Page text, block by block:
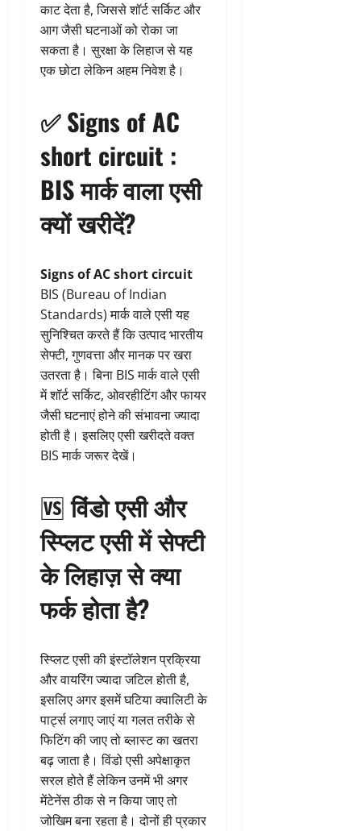
काट देता है, जिससे शॉर्ट सर्किट और
आग जैसी घटनाओं को रोका जा
सकता है। सुरक्षा के लिहाज से यह
एक छोटा लेकिन अहम निवेश है।
✅ Signs of AC
short circuit :
BIS मार्क वाला एसी
क्यों खरीदें?
Signs of AC short circuit
BIS (Bureau of Indian
Standards) मार्क वाले एसी यह
सुनिश्चित करते हैं कि उत्पाद भारतीय
सेफ्टी, गुणवत्ता और मानक पर खरा
उतरता है। बिना BIS मार्क वाले एसी
में शॉर्ट सर्किट, ओवरहीटिंग और फायर
जैसी घटनाएं होने की संभावना ज्यादा
होती है। इसलिए एसी खरीदते वक्त
BIS मार्क जरूर देखें।
🆚 विंडो एसी और
स्प्लिट एसी में सेफ्टी
के लिहाज़ से क्या
फर्क होता है?
स्प्लिट एसी की इंस्टॉलेशन प्रक्रिया
और वायरिंग ज्यादा जटिल होती है,
इसलिए अगर इसमें घटिया क्वालिटी के
पार्ट्स लगाए जाएं या गलत तरीके से
फिटिंग की जाए तो ब्लास्ट का खतरा
बढ़ जाता है। विंडो एसी अपेक्षाकृत
सरल होते हैं लेकिन उनमें भी अगर
मेंटेनेंस ठीक से न किया जाए तो
जोखिम बना रहता है। दोनों ही प्रकार